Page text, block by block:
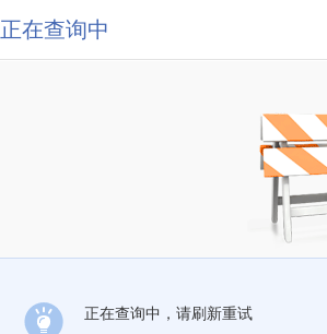
正在查询中
正在查询中，请刷新重试